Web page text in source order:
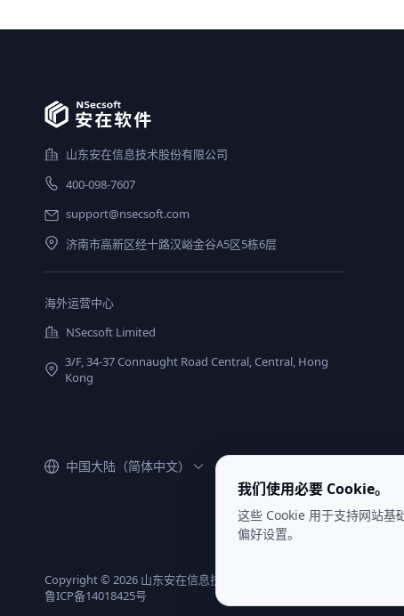
我们使用必要 Cookie。
这些 Cookie 用于支持网站基
偏好设置。
山东安在信息技术股份有限公司
400-098-7607
support@nsecsoft.com
济南市高新区经十路汉峪金谷A5区5栋6层
海外运营中心
NSecsoft Limited
3/F, 34-37 Connaught Road Central, Central, Hong
Kong
中国大陆（简体中文）
Copyright © 2026 山东安在信息技术股份有限公司
鲁ICP备14018425号